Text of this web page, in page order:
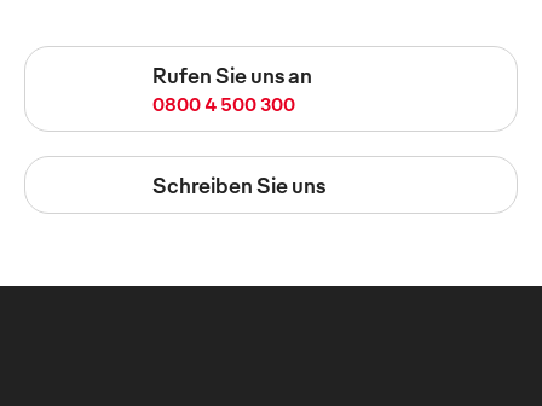
Rufen Sie uns an
0800 4 500 300
Schreiben Sie uns